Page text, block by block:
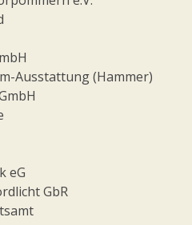
Ausstattung (Hammer)
eG
GbR